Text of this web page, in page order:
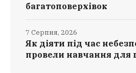
багатоповерхівок
Як діяти під час
провели навчання для
7 Серпня, 2026